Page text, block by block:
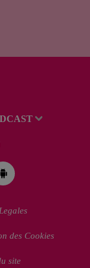
secours part...
des Cookies
site